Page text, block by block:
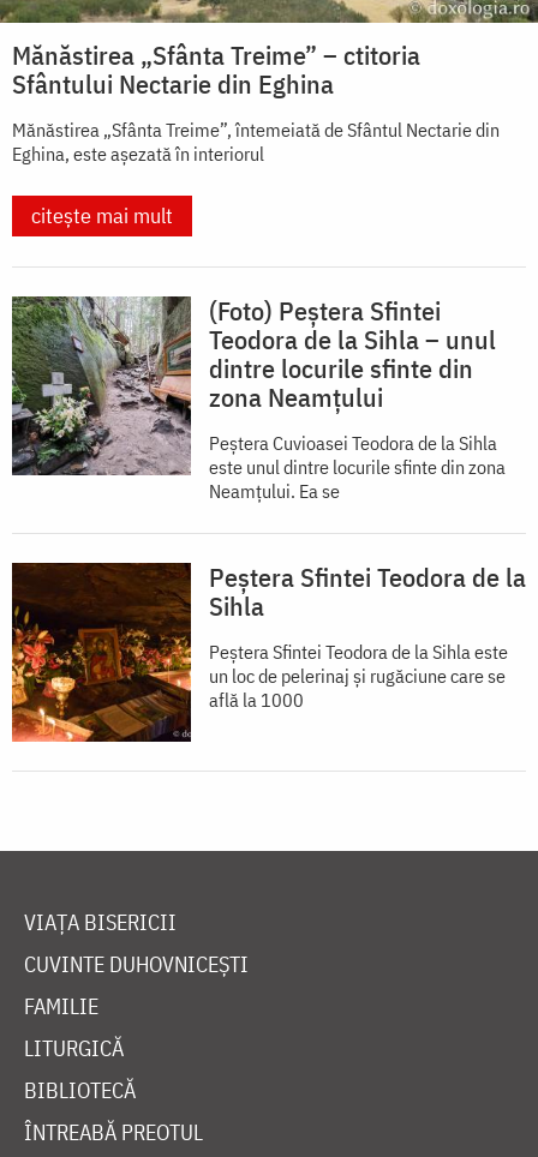
Mănăstirea „Sfânta Treime” – ctitoria
Sfântului Nectarie din Eghina
Mănăstirea „Sfânta Treime”, întemeiată de Sfântul Nectarie din
Eghina, este aşezată în interiorul
citește mai mult
(Foto) Peștera Sfintei
Teodora de la Sihla – unul
dintre locurile sfinte din
zona Neamțului
Peștera Cuvioasei Teodora de la Sihla
este unul dintre locurile sfinte din zona
Neamțului. Ea se
Peștera Sfintei Teodora de la
Sihla
Peștera Sfintei Teodora de la Sihla este
un loc de pelerinaj și rugăciune care se
află la 1000
VIAȚA BISERICII
CUVINTE DUHOVNICEȘTI
FAMILIE
LITURGICĂ
BIBLIOTECĂ
ÎNTREABĂ PREOTUL